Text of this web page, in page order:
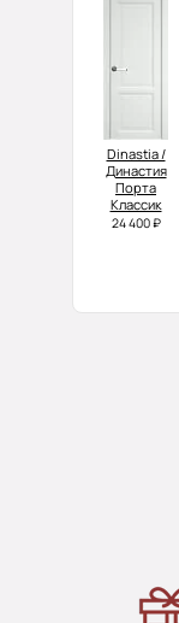
Dinastia /
Династия
Порта
Классик
24 400 ₽